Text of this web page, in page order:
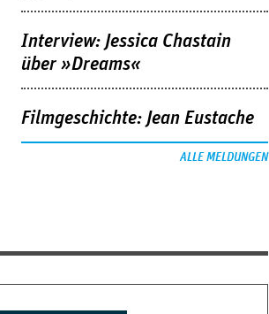
Interview: Jessica Chastain
über »Dreams«
Filmgeschichte: Jean Eustache
ALLE MELDUNGEN